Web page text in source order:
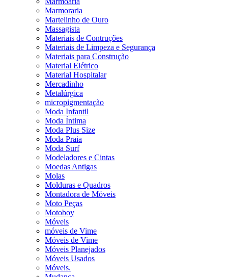
Marmoraria
Martelinho de Ouro
Massagista
Materiais de Contruções
Materiais de Limpeza e Segurança
Materiais para Construção
Material Elétrico
Material Hospitalar
Mercadinho
Metalúrgica
micropigmentação
Moda Infantil
Moda Íntima
Moda Plus Size
Moda Praia
Moda Surf
Modeladores e Cintas
Moedas Antigas
Molas
Molduras e Quadros
Montadora de Móveis
Moto Peças
Motoboy
Móveis
móveis de Vime
Móveis de Vime
Móveis Planejados
Móveis Usados
Móveis.